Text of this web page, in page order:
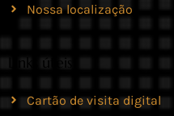
Nossa localização
Links úteis
Cartão de visita digital